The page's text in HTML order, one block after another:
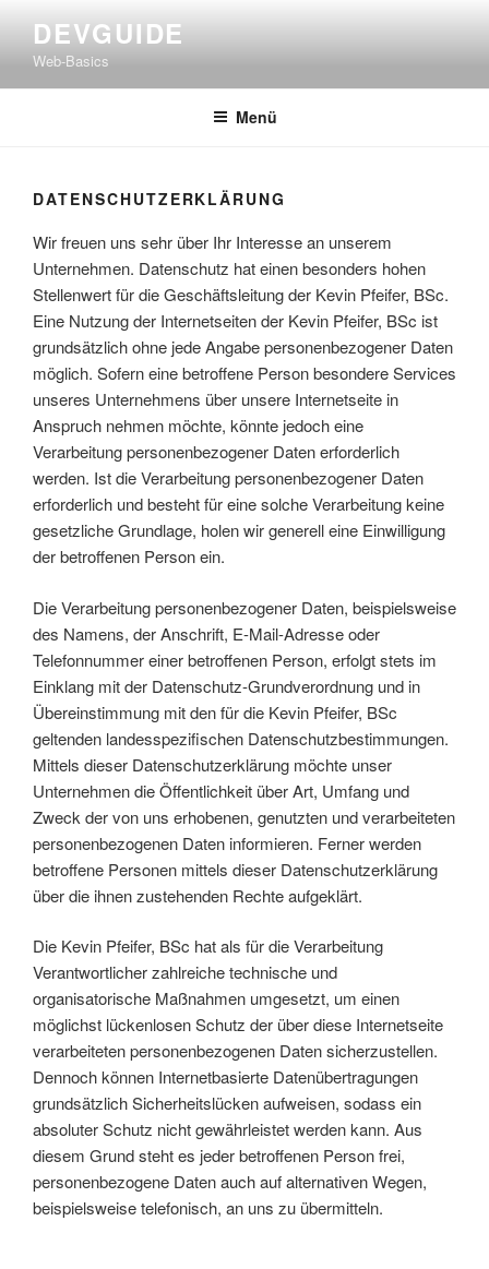
springen
DEVGUIDE
Web-Basics
Menü
DATENSCHUTZERKLÄRUNG
Wir freuen uns sehr über Ihr Interesse an unserem
Unternehmen. Datenschutz hat einen besonders hohen
Stellenwert für die Geschäftsleitung der Kevin Pfeifer, BSc.
Eine Nutzung der Internetseiten der Kevin Pfeifer, BSc ist
grundsätzlich ohne jede Angabe personenbezogener Daten
möglich. Sofern eine betroffene Person besondere Services
unseres Unternehmens über unsere Internetseite in
Anspruch nehmen möchte, könnte jedoch eine
Verarbeitung personenbezogener Daten erforderlich
werden. Ist die Verarbeitung personenbezogener Daten
erforderlich und besteht für eine solche Verarbeitung keine
gesetzliche Grundlage, holen wir generell eine Einwilligung
der betroffenen Person ein.
Die Verarbeitung personenbezogener Daten, beispielsweise
des Namens, der Anschrift, E-Mail-Adresse oder
Telefonnummer einer betroffenen Person, erfolgt stets im
Einklang mit der Datenschutz-Grundverordnung und in
Übereinstimmung mit den für die Kevin Pfeifer, BSc
geltenden landesspezifischen Datenschutzbestimmungen.
Mittels dieser Datenschutzerklärung möchte unser
Unternehmen die Öffentlichkeit über Art, Umfang und
Zweck der von uns erhobenen, genutzten und verarbeiteten
personenbezogenen Daten informieren. Ferner werden
betroffene Personen mittels dieser Datenschutzerklärung
über die ihnen zustehenden Rechte aufgeklärt.
Die Kevin Pfeifer, BSc hat als für die Verarbeitung
Verantwortlicher zahlreiche technische und
organisatorische Maßnahmen umgesetzt, um einen
möglichst lückenlosen Schutz der über diese Internetseite
verarbeiteten personenbezogenen Daten sicherzustellen.
Dennoch können Internetbasierte Datenübertragungen
grundsätzlich Sicherheitslücken aufweisen, sodass ein
absoluter Schutz nicht gewährleistet werden kann. Aus
diesem Grund steht es jeder betroffenen Person frei,
personenbezogene Daten auch auf alternativen Wegen,
beispielsweise telefonisch, an uns zu übermitteln.